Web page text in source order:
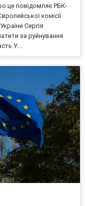
це повідомляє РБК-
комісії
Сергія
за руйнування
У...